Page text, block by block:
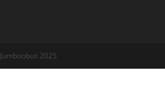
Jumboobus 2025